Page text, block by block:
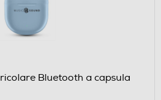
Bluetooth a capsula